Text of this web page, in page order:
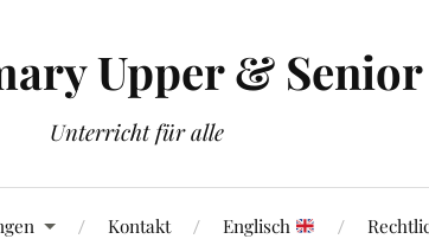
Upper &
Unterricht für alle
Kontakt Englisch